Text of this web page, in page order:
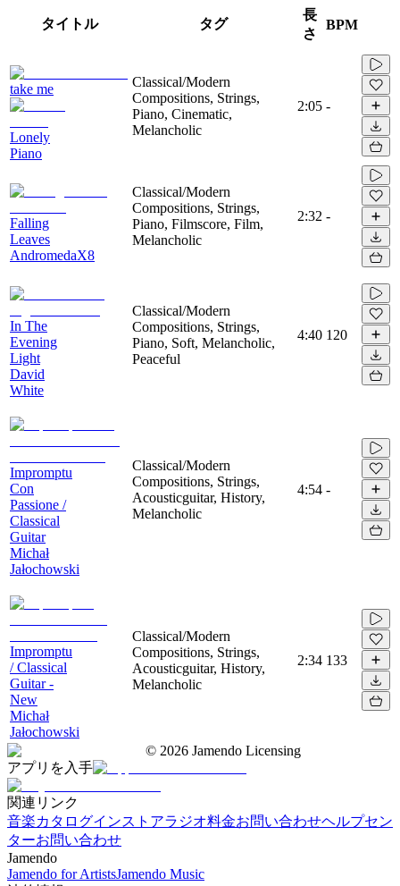
タイトル タグ
長
さ
BPM
take me
Lonely
Piano
Classical/Modern
Compositions, Strings,
Piano, Cinematic,
Melancholic
2:05 -
Falling
Leaves
AndromedaX8
Classical/Modern
Compositions, Strings,
Piano, Filmscore, Film,
Melancholic
2:32 -
In The
Evening
Light
David
White
Classical/Modern
Compositions, Strings,
Piano, Soft, Melancholic,
Peaceful
4:40 120
Impromptu
Con
Passione /
Classical
Guitar
Michał
Jałochowski
Classical/Modern
Compositions, Strings,
Acousticguitar, History,
Melancholic
4:54 -
Impromptu
/ Classical
Guitar -
New
Michał
Jałochowski
Classical/Modern
Compositions, Strings,
Acousticguitar, History,
Melancholic
2:34 133
© 2026 Jamendo Licensing
アプリを入手
関連リンク
音楽カタログインストアラジオ料金お問い合わせヘルプセン
ターお問い合わせ
Jamendo
Jamendo for ArtistsJamendo Music